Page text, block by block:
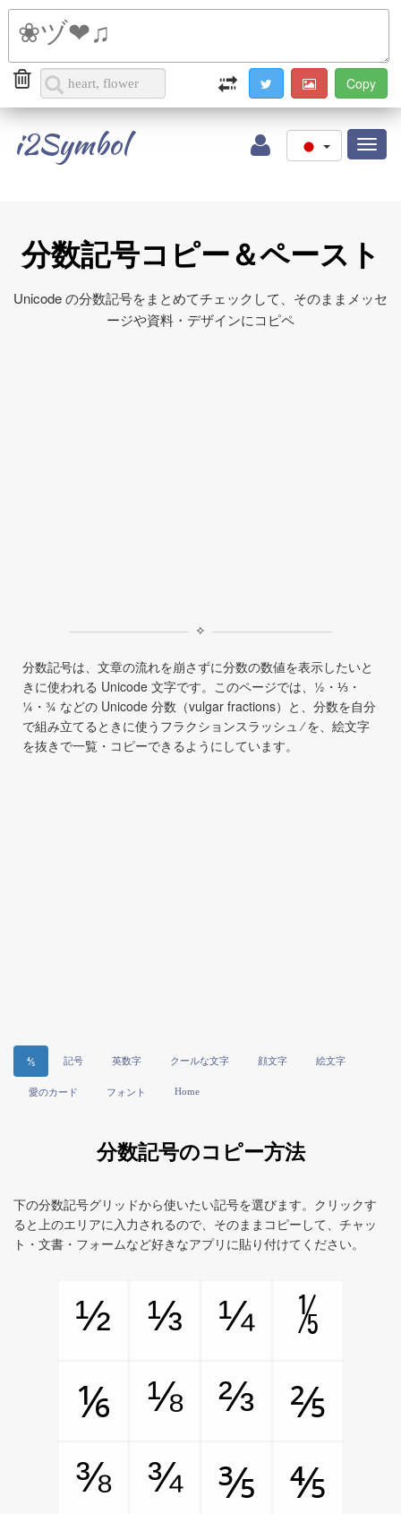
i2Symbol
分数記号コピー＆ペースト
Unicode の分数記号をまとめてチェックして、そのままメッセ
ージや資料・デザインにコピペ
✧
分数記号は、文章の流れを崩さずに分数の数値を表示したいと
きに使われる Unicode 文字です。このページでは、½・⅓・
¼・¾ などの Unicode 分数（vulgar fractions）と、分数を自分
で組み立てるときに使うフラクションスラッシュ ⁄ を、絵文字
を抜きで一覧・コピーできるようにしています。
⅘ 記号 英数字 クールな文字 顔文字 絵文字
愛のカード フォント Home
分数記号のコピー方法
下の分数記号グリッドから使いたい記号を選びます。クリックす
ると上のエリアに入力されるので、そのままコピーして、チャッ
ト・文書・フォームなど好きなアプリに貼り付けてください。
½ ⅓ ¼
⅕
⅙
⅛ ⅔
⅖
⅜
¾ ⅗
⅘